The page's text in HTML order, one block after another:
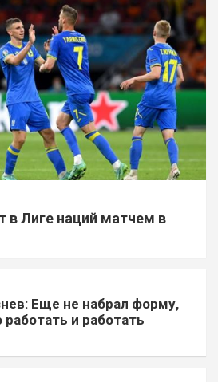
в Лиге наций матчем в
Еще не набрал форму,
работать и работать